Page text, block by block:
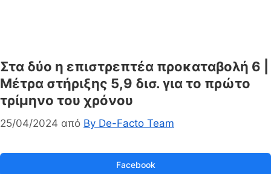
Στα δύο η επιστρεπτέα προκαταβολή 6 |
Μέτρα στήριξης 5,9 δισ. για το πρώτο
τρίμηνο του χρόνου
25/04/2024 από By De-Facto Team
Facebook